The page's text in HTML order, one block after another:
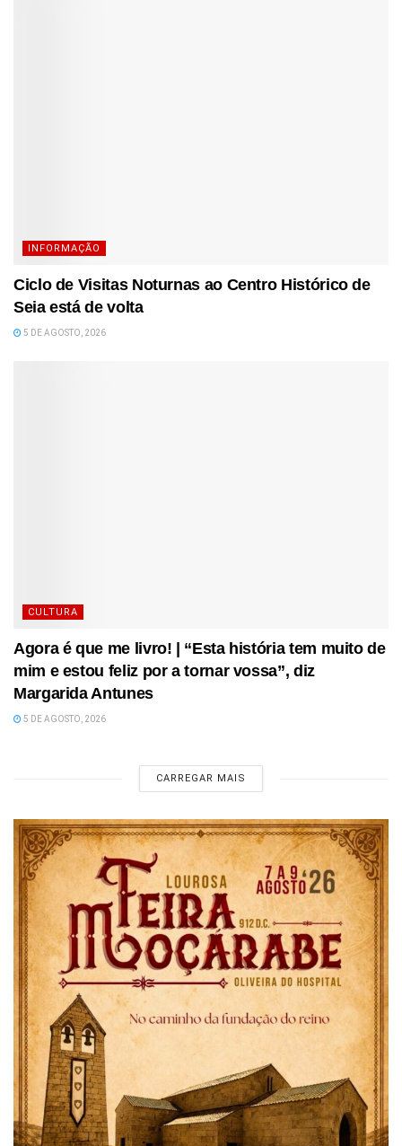
INFORMAÇÃO
Ciclo de Visitas Noturnas ao Centro Histórico de
Seia está de volta
5 DE AGOSTO, 2026
CULTURA
Agora é que me livro! | “Esta história tem muito de
mim e estou feliz por a tornar vossa”, diz
Margarida Antunes
5 DE AGOSTO, 2026
CARREGAR MAIS